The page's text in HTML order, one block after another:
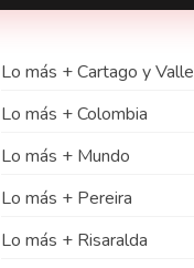
Lo más + Cartago y Valle
Lo más + Colombia
Lo más + Mundo
Lo más + Pereira
Lo más + Risaralda